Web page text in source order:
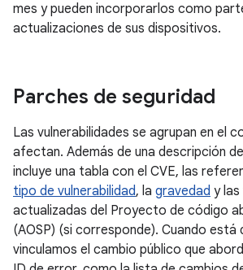
mes y pueden incorporarlos como
actualizaciones de sus dispositivos.
Parches de seguridad
Las vulnerabilidades se agrupan en el
afectan. Además de una descripción
incluye una tabla con el CVE, las
tipo de vulnerabilidad, la gravedad y
actualizadas del Proyecto de código
(AOSP) (si corresponde). Cuando está
vinculamos el cambio público que